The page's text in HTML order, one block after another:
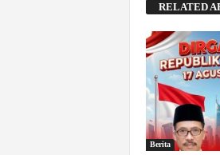
RELATED
Berita